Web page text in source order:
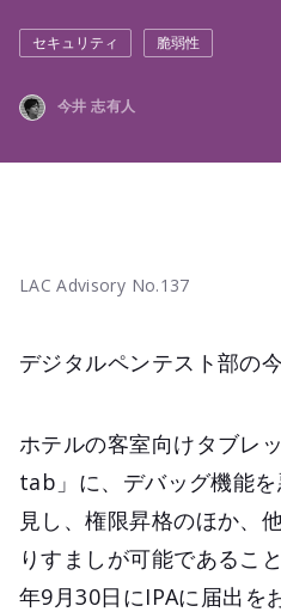
セキュリティ 脆弱性
今井 志有人
LAC Advisory No.137
デジタルペンテスト部の今
ホテルの客室向けタブレ
tab」に、デバッグ機能
見し、権限昇格のほか、
りすましが可能であるこ
年9月30日にIPAに届出を